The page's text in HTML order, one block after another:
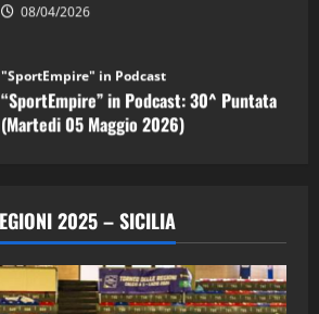
“SportEmpire” in Podcast: 30^ Puntata
(Martedi 05 Maggio 2026)
08/05/2026
“SportEmpire” in Podcast: 29^ Puntata
(Martedi 28 Aprile 2026)
28/04/2026
2025 – SICILIA